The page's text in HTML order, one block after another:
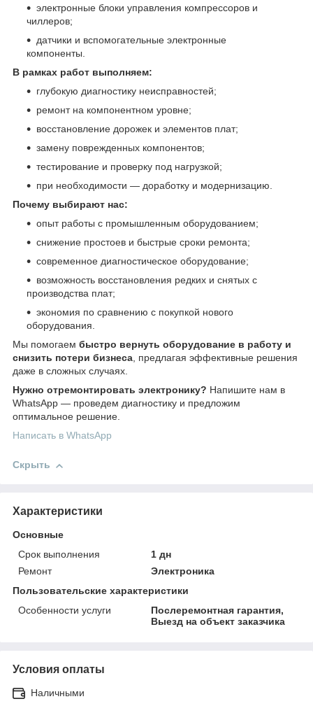
электронные блоки управления компрессоров и
чиллеров;
датчики и вспомогательные электронные
компоненты.
В рамках работ выполняем:
глубокую диагностику неисправностей;
ремонт на компонентном уровне;
восстановление дорожек и элементов плат;
замену поврежденных компонентов;
тестирование и проверку под нагрузкой;
при необходимости — доработку и модернизацию.
Почему выбирают нас:
опыт работы с промышленным оборудованием;
снижение простоев и быстрые сроки ремонта;
современное диагностическое оборудование;
возможность восстановления редких и снятых с
производства плат;
экономия по сравнению с покупкой нового
оборудования.
Мы помогаем быстро вернуть оборудование в работу и
снизить потери бизнеса, предлагая эффективные решения
даже в сложных случаях.
Нужно отремонтировать электронику? Напишите нам в
WhatsApp — проведем диагностику и предложим
оптимальное решение.
Написать в WhatsApp
Скрыть
Характеристики
Основные
Срок выполнения
1 дн
Ремонт
Электроника
Пользовательские характеристики
Особенности услуги
Послеремонтная гарантия,
Выезд на объект заказчика
Условия оплаты
Наличными